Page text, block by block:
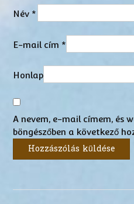
Név *
E-mail cím *
Honlap
A nevem, e-mail címem, és
böngészőben a következő